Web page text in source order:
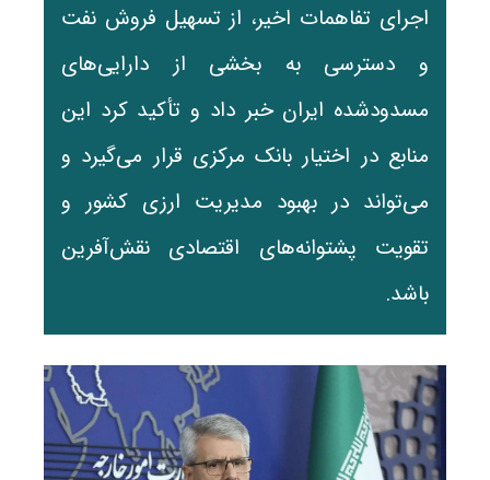
اجرای تفاهمات اخیر، از تسهیل فروش نفت
و دسترسی به بخشی از دارایی‌های
مسدودشده ایران خبر داد و تأکید کرد این
منابع در اختیار بانک مرکزی قرار می‌گیرد و
می‌تواند در بهبود مدیریت ارزی کشور و
تقویت پشتوانه‌های اقتصادی نقش‌آفرین
باشد.